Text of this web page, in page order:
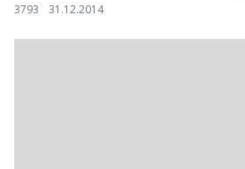
3793 31.12.2014